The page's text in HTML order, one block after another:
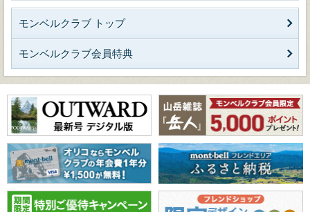
モンベルクラブ トップ
モンベルクラブ会員特典